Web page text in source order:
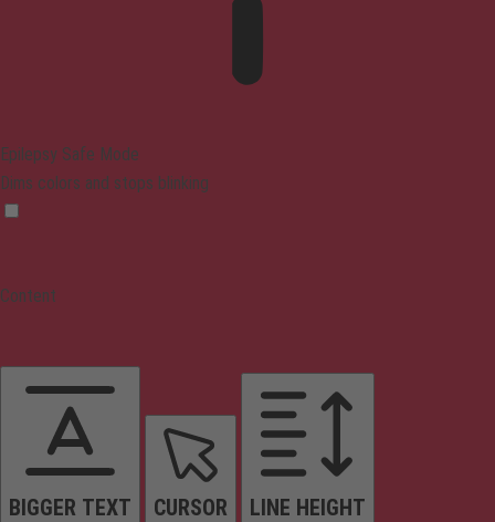
Epilepsy Safe Mode
Dims colors and stops blinking
Content
BIGGER TEXT CURSOR LINE HEIGHT